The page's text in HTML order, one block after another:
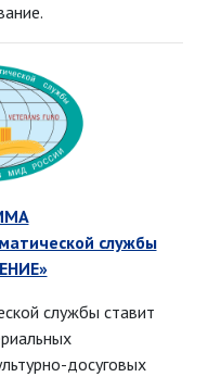
службы
службы ставит
досуговых